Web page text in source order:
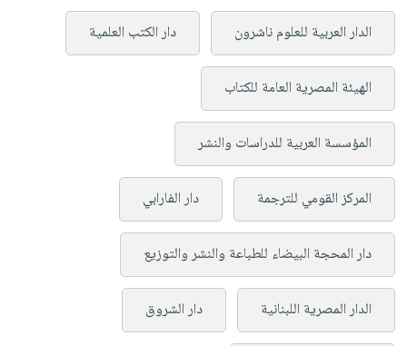
الدار العربية للعلوم ناشرون دار الكتب العلمية
الهيئة المصرية العامة للكتاب
المؤسسة العربية للدراسات والنشر
المركز القومي للترجمة دار الفارابي
دار المحجة البيضاء للطباعة والنشر والتوزيع
الدار المصرية اللبنانية دار الشروق